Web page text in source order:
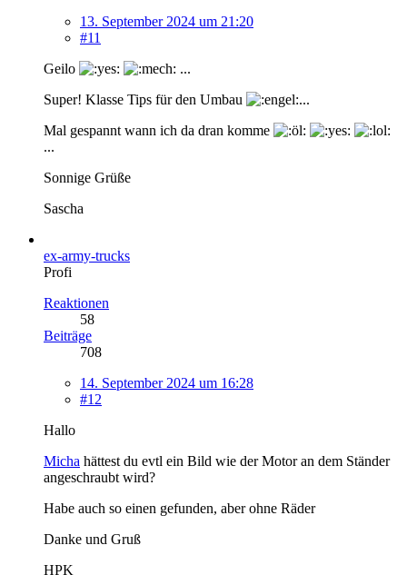
13. September 2024 um 21:20
#11
Geilo
...
Super! Klasse Tips für den Umbau
...
Mal gespannt wann ich da dran komme
...
Sonnige Grüße
Sascha
ex-army-trucks
Profi
Reaktionen
58
Beiträge
708
14. September 2024 um 16:28
#12
Hallo
Micha hättest du evtl ein Bild wie der Motor an dem Ständer
angeschraubt wird?
Habe auch so einen gefunden, aber ohne Räder
Danke und Gruß
HPK